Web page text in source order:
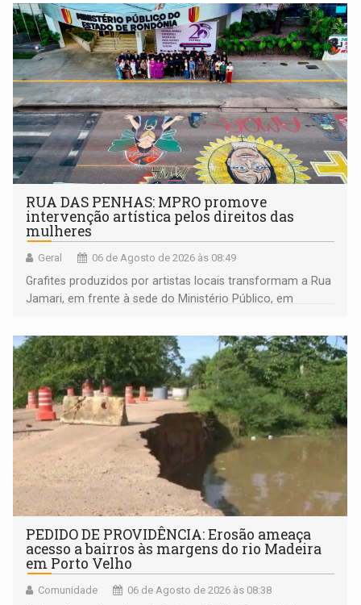
RUA DAS PENHAS: MPRO promove
intervenção artística pelos direitos das
mulheres
Geral 06 de Agosto de 2026 às 08:49
Grafites produzidos por artistas locais transformam a Rua
Jamari, em frente à sede do Ministério Público, em
da Penha e o enfrentamento à violência
PEDIDO DE PROVIDÊNCIA: Erosão ameaça
acesso a bairros às margens do rio Madeira
em Porto Velho
Comunidade 06 de Agosto de 2026 às 08:38